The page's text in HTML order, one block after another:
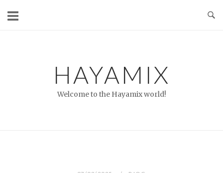
HAYAMIX
Welcome to the Hayamix world!